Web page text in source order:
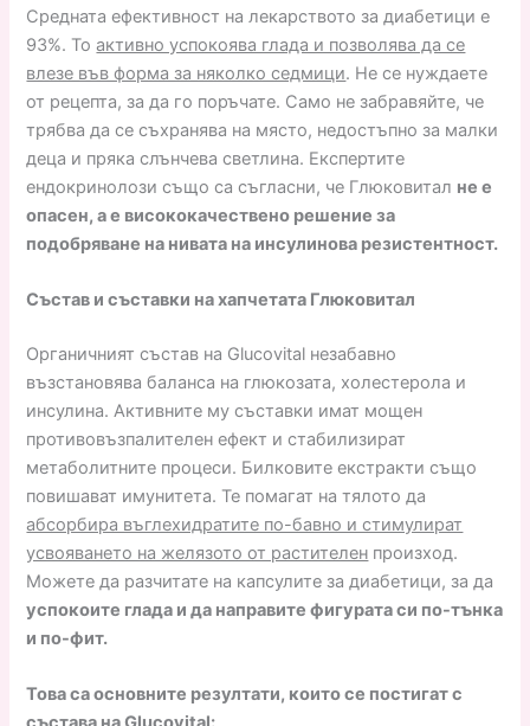
Средната ефективност на лекарството за диабетици е
93%. Тоактивно успокоява глада и позволява да се
влезе във форма за няколко седмици. Не се нуждаете
от рецепта, за да го поръчате. Само не забравяйте, че
трябва да се съхранява на място, недостъпно за малки
деца и пряка слънчева светлина. Експертите
ендокринолози също са съгласни, че Глюковитал не е
опасен, а е висококачествено решение за
подобряване на нивата на инсулинова резистентност.
Състав и съставки на хапчетата Глюковитал
Органичният състав на Glucovital незабавно
възстановява баланса на глюкозата, холестерола и
инсулина. Активните му съставки имат мощен
противовъзпалителен ефект и стабилизират
метаболитните процеси. Билковите екстракти също
повишават имунитета. Те помагат на тялото да
абсорбира въглехидратите по-бавно и стимулират
усвояването на желязото от растителен произход.
Можете да разчитате на капсулите за диабетици, за да
успокоите глада и да направите фигурата си по-тънка
и по-фит.
Това са основните резултати, които се постигат с